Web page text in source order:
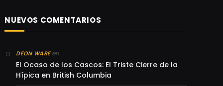
NUEVOS COMENTARIOS
DEON WAREen
El Ocaso de los Cascos: El Triste Cierre de la
Hípica en British Columbia